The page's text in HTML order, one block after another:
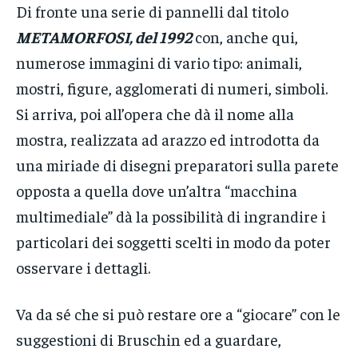
Di fronte una serie di pannelli dal titolo
METAMORFOSI, del 1992con, anche qui,
numerose immagini di vario tipo: animali,
mostri, figure, agglomerati di numeri, simboli.
Si arriva, poi all’opera che dà il nome alla
mostra, realizzata ad arazzo ed introdotta da
una miriade di disegni preparatori sulla parete
opposta a quella dove un’altra “macchina
multimediale” dà la possibilità di ingrandire i
particolari dei soggetti scelti in modo da poter
osservare i dettagli.
Va da sé che si può restare ore a “giocare” con le
suggestioni di Bruschin ed a guardare,